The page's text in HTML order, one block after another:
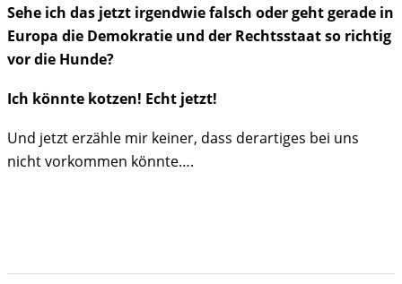
Sehe ich das jetzt irgendwie falsch oder geht gerade in
Europa die Demokratie und der Rechtsstaat so richtig
vor die Hunde?
Ich könnte kotzen! Echt jetzt!
Und jetzt erzähle mir keiner, dass derartiges bei uns
nicht vorkommen könnte….